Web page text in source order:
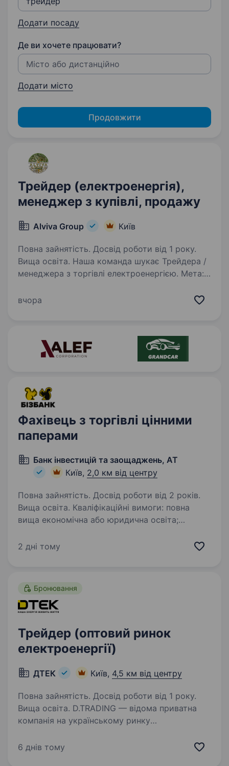
Додати посаду
Де ви хочете працювати?
Додати місто
Продовжити
Трейдер (електроенергія),
менеджер з купівлі, продажу
Alviva Group Київ
Повна зайнятість. Досвід роботи від 1 року.
Вища освіта. Наша команда шукає Трейдера /
менеджера з торгівлі електроенергією. Мета:
на організованих сегментах ринку
вчора
Фахівець з торгівлі цінними
паперами
Банк інвестицій та заощаджень, АТ
Київ, 2,0 км від центру
Повна зайнятість. Досвід роботи від 2 років.
Вища освіта. Кваліфікаційні вимоги: повна
вища економічна або юридична освіта;
професійної діяльності з цінними паперами
2 дні тому
Бронювання
Трейдер (оптовий ринок
електроенергії)
ДТЕК Київ, 4,5 км від центру
Повна зайнятість. Досвід роботи від 1 року.
Вища освіта. D.TRADING — відома приватна
компанія на українському ринку
держав, маємо офіси в Україні, Хорватії,
6 днів тому